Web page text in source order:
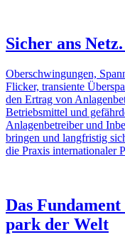
Sicher ans
Ober­schwin­gungen,
Flicker, tran­si­ente
den Ertrag von
Betriebs­mittel und
Anla­gen­be­treiber und
bringen und lang­fristig
die Praxis inter­na­tio­naler
Das
park der Welt